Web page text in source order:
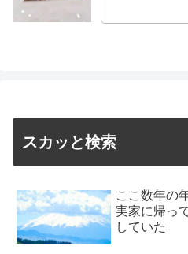
スカッと検索
ここ数年の
実家に帰っ
していた